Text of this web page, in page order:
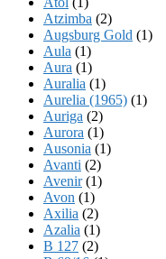
Atzimba (2)
Augsburg Gold (1)
Aula (1)
Aura (1)
Auralia (1)
Aurelia (1965) (1)
Auriga (2)
Aurora (1)
Ausonia (1)
Avanti (2)
Avenir(1)
Avon (1)
Axilia (2)
Azalia (1)
B 127 (2)